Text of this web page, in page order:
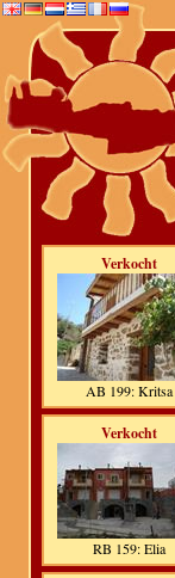
Verkocht
AB 199: Kritsa
Verkocht
RB 159: Elia